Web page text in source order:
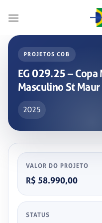
PROJETOS COB
EG 029.25 – Copa
Masculino St Maur
2025
VALOR DO PROJETO
R$ 58.990,00
STATUS